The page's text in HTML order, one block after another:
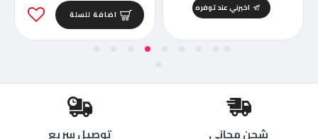
اخبرني عند توفره
اضافة للسلة
شحن مجاني توصيل سريع